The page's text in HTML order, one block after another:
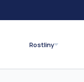
Rostliny